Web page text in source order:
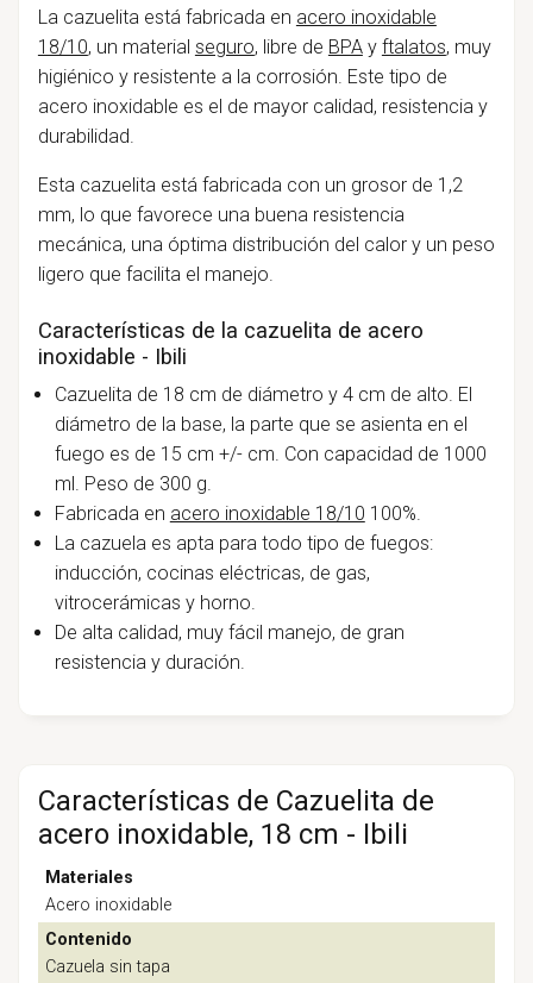
La cazuelita está fabricada en acero inoxidable
18/10, un material seguro, libre de BPAy ftalatos, muy
higiénico y resistente a la corrosión. Este tipo de
acero inoxidable es el de mayor calidad, resistencia y
durabilidad.
Esta cazuelita está fabricada con un grosor de 1,2
mm, lo que favorece una buena resistencia
mecánica, una óptima distribución del calor y un peso
ligero que facilita el manejo.
Características de la cazuelita de acero
inoxidable - Ibili
Cazuelita de 18 cm de diámetro y 4 cm de alto. El
diámetro de la base, la parte que se asienta en el
fuego es de 15 cm +/- cm. Con capacidad de 1000
ml. Peso de 300 g.
Fabricada en acero inoxidable 18/10 100%.
La cazuela es apta para todo tipo de fuegos:
inducción, cocinas eléctricas, de gas,
vitrocerámicas y horno.
De alta calidad, muy fácil manejo, de gran
resistencia y duración.
Características de Cazuelita de
acero inoxidable, 18 cm - Ibili
Materiales
Acero inoxidable
Contenido
Cazuela sin tapa